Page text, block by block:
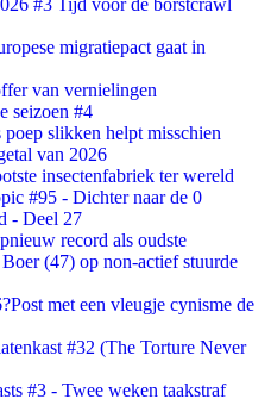
#3 Tijd voor de borstcrawl
migratiepact gaat in
van vernielingen
seizoen #4
slikken helpt misschien
van 2026
insectenfabriek ter wereld
#95 - Dichter naar de 0
- Deel 27
record als oudste
(47) op non-actief stuurde
met een vleugje cynisme de
#32 (The Torture Never
#3 - Twee weken taakstraf